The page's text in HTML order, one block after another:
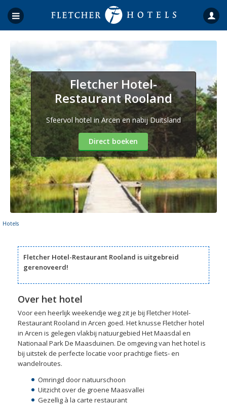
Fletcher Hotel-
Restaurant Rooland
Sfeervol hotel in Arcen en nabij Duitsland
Direct boeken
Hotels
Fletcher Hotel-Restaurant Rooland is uitgebreid
gerenoveerd!
Over het hotel
Voor een heerlijk weekendje weg zit je bij Fletcher Hotel-
Restaurant Rooland in Arcen goed. Het knusse Fletcher hotel
in Arcen is gelegen vlakbij natuurgebied Het Maasdal en
Nationaal Park De Maasduinen. De omgeving van het hotel is
bij uitstek de perfecte locatie voor prachtige fiets- en
wandelroutes.
Omringd door natuurschoon
Uitzicht over de groene Maasvallei
Gezellig à la carte restaurant